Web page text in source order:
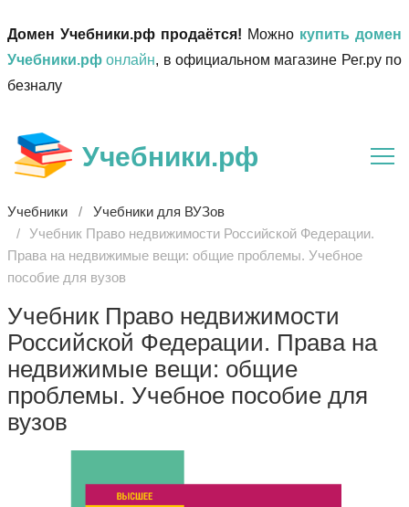
Домен Учебники.рф продаётся! Можно купить домен
Учебники.рф онлайн, в официальном магазине Рег.ру по
безналу
Учебники.рф
Учебники
Учебники для ВУЗов
Учебник Право недвижимости Российской Федерации.
Права на недвижимые вещи: общие проблемы. Учебное
пособие для вузов
Учебник Право недвижимости
Российской Федерации. Права на
недвижимые вещи: общие
проблемы. Учебное пособие для
вузов